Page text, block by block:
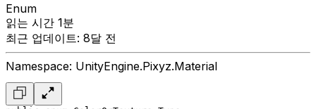
Enum
읽는 시간 1분
최근 업데이트: 8달 전
Namespace: UnityEngine.Pixyz.Material